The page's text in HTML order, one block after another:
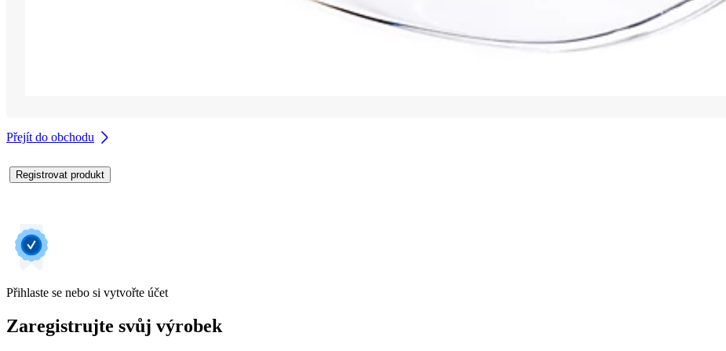
Přejít do obchodu
Registrovat produkt
Přihlaste se nebo si vytvořte účet
Zaregistrujte svůj výrobek